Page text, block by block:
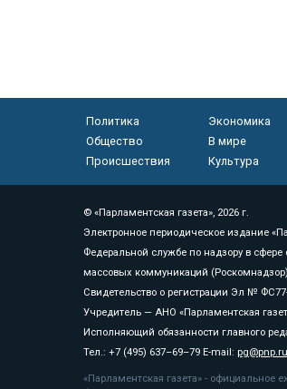
Политика
Экономика
Общество
В мире
Происшествия
Культура
© «Парламентская газета», 2026 г.
Электронное периодическое издание
Федеральной службе по надзору в
массовых коммуникаций (Роскомнадзор)
Свидетельство о регистрации Эл №
Учредитель — АНО «Парламентская
Исполняющий обязанности главного
Тел.: +7 (495) 637–69–79 E-mail: pg@pnp.ru
«Парламентская газета» - официальное